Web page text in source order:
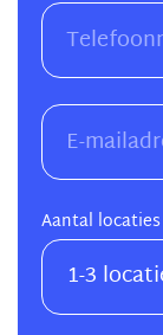
Aantal locaties